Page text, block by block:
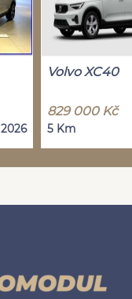
2026
Volvo XC40
829 000 Kč
5 Km